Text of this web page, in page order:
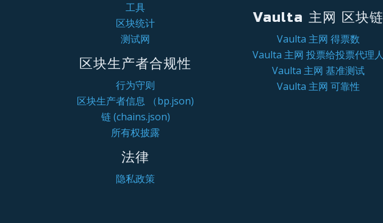
工具
区块统计
测试网
区块生产者合规性
行为守则
区块生产者信息 （bp.json)
链 (chains.json)
所有权披露
法律
隐私政策
Vaulta 主网 区块链
Vaulta 主网 得票数
Vaulta 主网 投票给投票代理人
Vaulta 主网 基准测试
Vaulta 主网 可靠性